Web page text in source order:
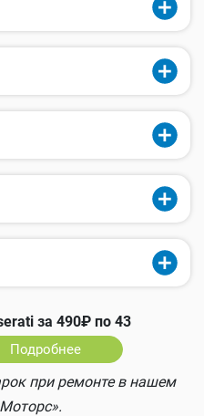
за 490₽ по 43
Подробнее
при ремонте в нашем